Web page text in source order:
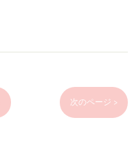
次のページ >